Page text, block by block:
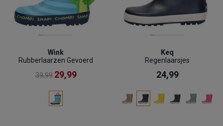
Wink
Rubberlaarzen Gevoerd
39,99 29,99
Keq
Regenlaarsjes
24,99